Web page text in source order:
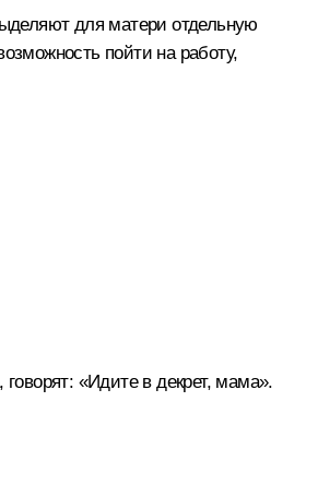
для матери отдельную
пойти на работу,
«Идите в декрет, мама».